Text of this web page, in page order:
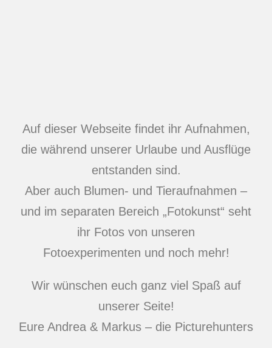
Auf dieser Webseite findet ihr Aufnahmen,
die während unserer Urlaube und Ausflüge
entstanden sind.
Aber auch Blumen- und Tieraufnahmen –
und im separaten Bereich „Fotokunst“ seht
ihr Fotos von unseren
Fotoexperimenten und noch mehr!
Wir wünschen euch ganz viel Spaß auf
unserer Seite!
Eure Andrea & Markus – die Picturehunters